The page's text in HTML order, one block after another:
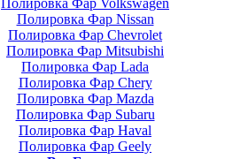
Полировка Фар Volkswagen
Полировка Фар Nissan
Полировка Фар Chevrolet
Полировка Фар Mitsubishi
Полировка Фар Lada
Полировка Фар Chery
Полировка Фар Mazda
Полировка Фар Subaru
Полировка Фар Haval
Полировка Фар Geely